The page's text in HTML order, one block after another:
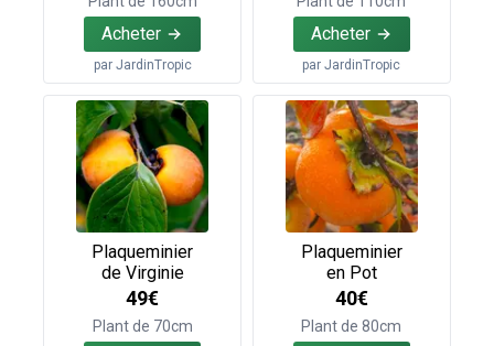
Acheter
par JardinTropic
Acheter
parJardinTropic
Plaqueminier
de Virginie
49€
Plant de 70cm
Plaqueminier
en Pot
40€
Plant de 80cm